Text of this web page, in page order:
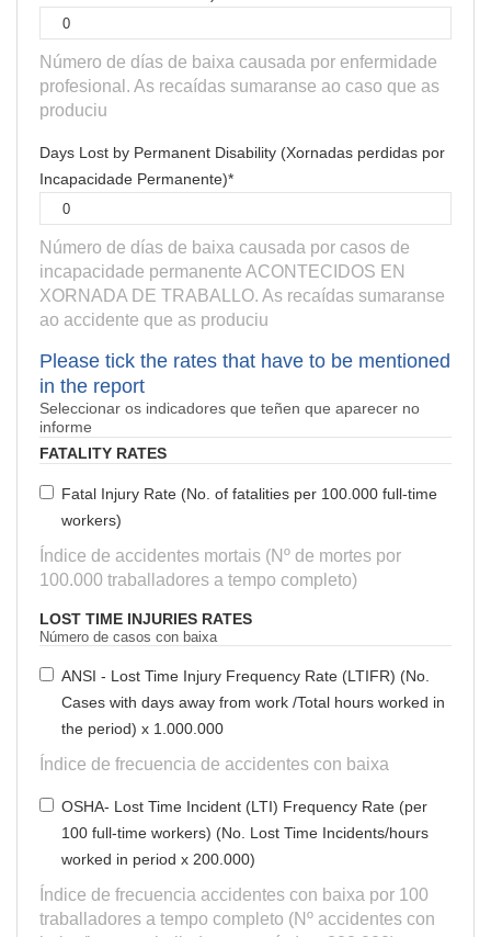
Número de días de baixa causada por enfermidade
profesional. As recaídas sumaranse ao caso que as
produciu
Days Lost by Permanent Disability (Xornadas perdidas por
Incapacidade Permanente)*
Número de días de baixa causada por casos de
incapacidade permanente ACONTECIDOS EN
XORNADA DE TRABALLO. As recaídas sumaranse
ao accidente que as produciu
Please tick the rates that have to be mentioned
in the report
Seleccionar os indicadores que teñen que aparecer no
informe
FATALITY RATES
Fatal Injury Rate (No. of fatalities per 100.000 full-time
workers)
Índice de accidentes mortais (Nº de mortes por
100.000 traballadores a tempo completo)
LOST TIME INJURIES RATES
Número de casos con baixa
ANSI - Lost Time Injury Frequency Rate (LTIFR) (No.
Cases with days away from work /Total hours worked in
the period) x 1.000.000
Índice de frecuencia de accidentes con baixa
OSHA- Lost Time Incident (LTI) Frequency Rate (per
100 full-time workers) (No. Lost Time Incidents/hours
worked in period x 200.000)
Índice de frecuencia accidentes con baixa por 100
traballadores a tempo completo (Nº accidentes con